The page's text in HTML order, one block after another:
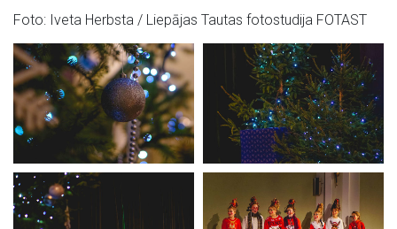
Foto: Iveta Herbsta / Liepājas Tautas fotostudija FOTAST